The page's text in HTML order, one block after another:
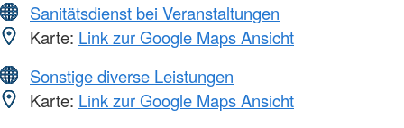
Sanitätsdienst bei Veranstaltungen
Karte: Link zur Google Maps Ansicht
Sonstige diverse Leistungen
Karte: Link zur Google Maps Ansicht